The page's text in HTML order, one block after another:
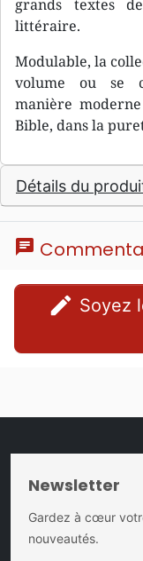
grands textes
littéraire.
Modulable, la
volume ou se
manière
Bible, dans la
Détails du
chat
edit
Newsletter
Gardez à cœur
nouveautés.